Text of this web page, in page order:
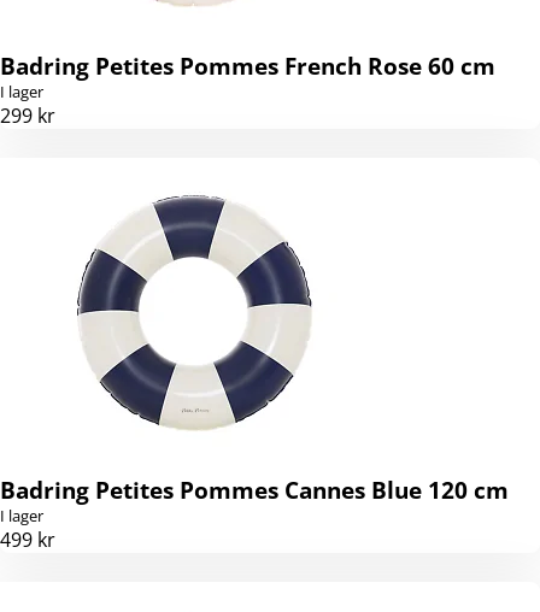
Badring Petites Pommes French Rose 60 cm
I lager
299 kr
Badring Petites Pommes Cannes Blue 120 cm
I lager
499 kr